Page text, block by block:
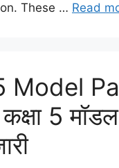
These … Read
Model
5